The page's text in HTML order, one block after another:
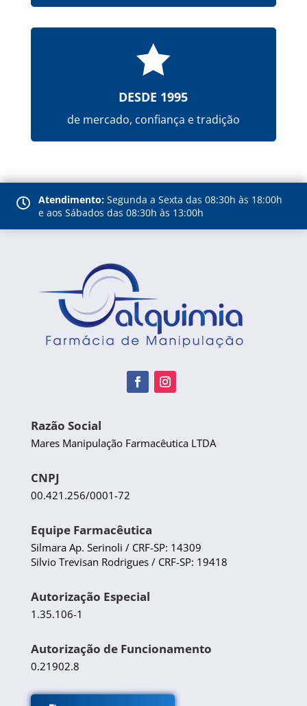

DESDE 1995
de mercado, confiança e tradição
 Atendimento: Segunda a Sexta das 08:30h às 18:00h
e aos Sábados das 08:30h às 13:00h
Razão Social
Mares Manipulação Farmacêutica LTDA
CNPJ
00.421.256/0001-72
Equipe Farmacêutica
Silmara Ap. Serinoli / CRF-SP: 14309
Silvio Trevisan Rodrigues / CRF-SP: 19418
Autorização Especial
1.35.106-1
Autorização de Funcionamento
0.21902.8